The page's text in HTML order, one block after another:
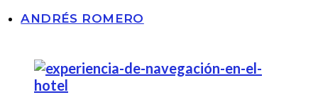
ANDRÉS ROMERO